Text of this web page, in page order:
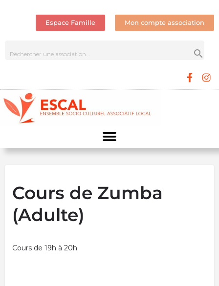
Espace Famille Mon compte association
Cours de Zumba
(Adulte)
Cours de 19h à 20h